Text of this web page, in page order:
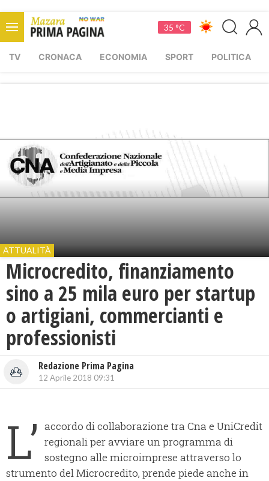
35 °C
TV CRONACA ECONOMIA SPORT POLITICA
ATTUALITÀ
Microcredito, finanziamento
sino a 25 mila euro per startup
o artigiani, commercianti e
professionisti
Redazione Prima Pagina
12 Aprile 2018 09:31
L’ accordo di collaborazione tra Cna e UniCredit
regionali per avviare un programma di
sostegno alle microimprese attraverso lo
strumento del Microcredito, prende piede anche in